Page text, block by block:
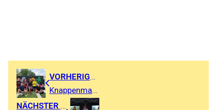
VORHERIGER BEITRAG
Knappenman – Der Triathlon in der Lausitz
NÄCHSTER BEITRAG